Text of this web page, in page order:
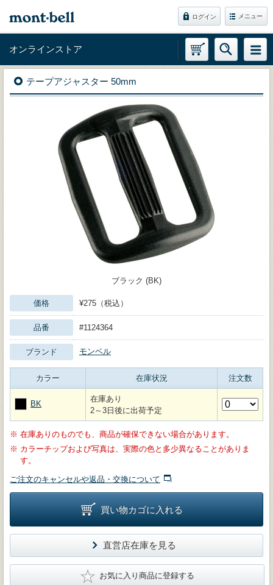
ログイン メニュー
オンラインストア
テープアジャスター 50mm
ブラック (BK)
価格 ¥275（税込）
品番 #1124364
ブランド モンベル
カラー 在庫状況 注文数
BK
在庫あり
2～3日後に出荷予定
※ 在庫ありのものでも、商品が確保できない場合があります。
※ カラーチップおよび写真は、実際の色と多少異なることがありま
す。
ご注文のキャンセルや返品・交換について
買い物カゴに入れる
直営店在庫を見る
★ お気に入り商品に登録する